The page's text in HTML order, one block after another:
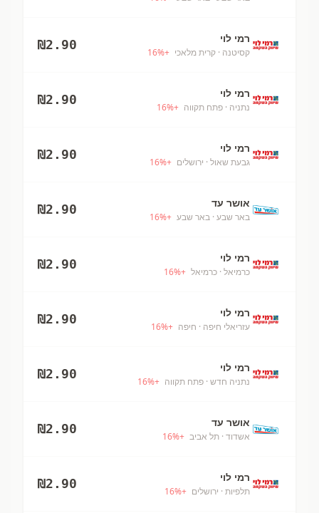
רמי לוי
קסיטנה · קרית מלאכי +
16%
₪2.90
רמי לוי
נתניה · פתח תקווה +
16%
₪2.90
רמי לוי
גבעת שאול · ירושלים +
16%
₪2.90
אושר עד
באר שבע · באר שבע +
16%
₪2.90
רמי לוי
כרמיאל · כרמיאל +
16%
₪2.90
רמי לוי
עזריאלי חיפה · חיפה +
16%
₪2.90
רמי לוי
נתניה חדש · פתח תקווה +
16%
₪2.90
אושר עד
אשדוד · תל אביב +
16%
₪2.90
רמי לוי
תלפיות · ירושלים +
16%
₪2.90